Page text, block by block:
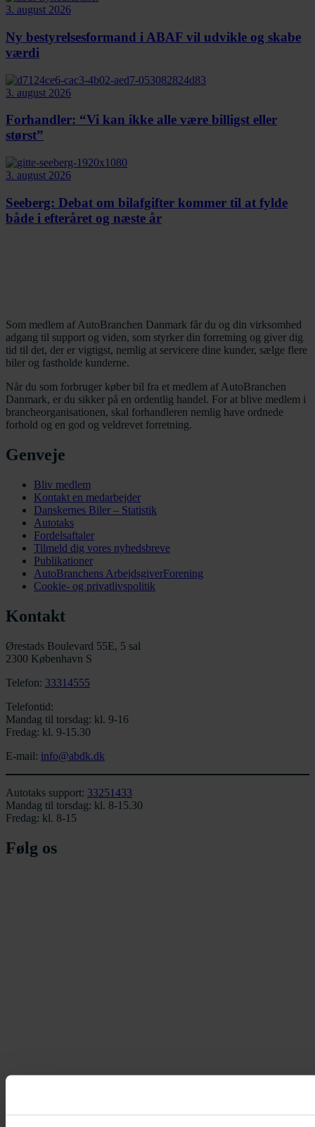
3. august 2026
Ny bestyrelsesformand i ABAF vil udvikle og skabe
værdi
3. august 2026
Forhandler: “Vi kan ikke alle være billigst eller
størst”
3. august 2026
Seeberg: Debat om bilafgifter kommer til at fylde
både i efteråret og næste år
Som medlem af AutoBranchen Danmark får du og din virksomhed
adgang til support og viden, som styrker din forretning og giver dig
tid til det, der er vigtigst, nemlig at servicere dine kunder, sælge flere
biler og fastholde kunderne.
Når du som forbruger køber bil fra et medlem af AutoBranchen
Danmark, er du sikker på en ordentlig handel. For at blive medlem i
brancheorganisationen, skal forhandleren nemlig have ordnede
forhold og en god og veldrevet forretning.
Genveje
Bliv medlem
Kontakt en medarbejder
Danskernes Biler – Statistik
Autotaks
Fordelsaftaler
Tilmeld dig vores nyhedsbreve
Publikationer
AutoBranchens ArbejdsgiverForening
Cookie- og privatlivspolitik
Kontakt
Ørestads Boulevard 55E, 5 sal
2300 København S
Telefon: 33314555
Telefontid:
Mandag til torsdag: kl. 9-16
Fredag: kl. 9-15.30
E-mail: info@abdk.dk
Autotaks support: 33251433
Mandag til torsdag: kl. 8-15.30
Fredag: kl. 8-15
Følg os